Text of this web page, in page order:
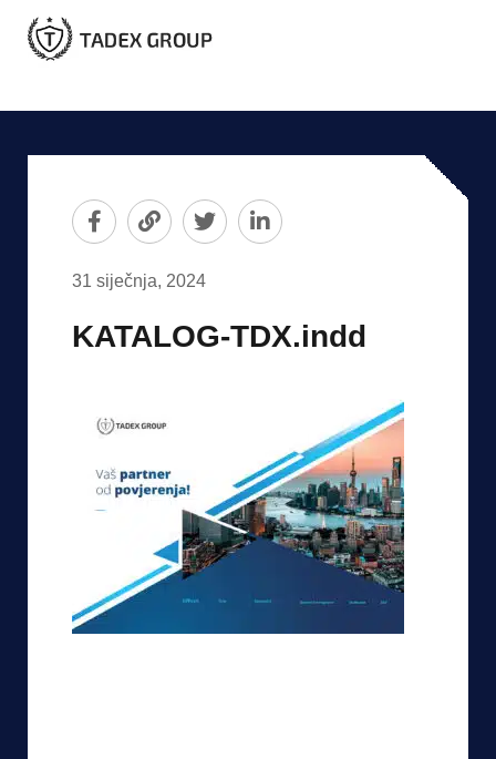
31 siječnja, 2024
KATALOG-TDX.indd